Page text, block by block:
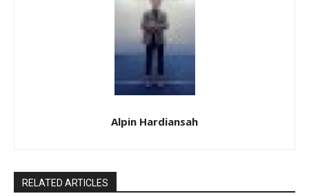
Alpin Hardiansah
RELATED ARTICLES